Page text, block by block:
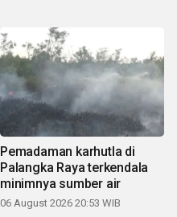
Pemadaman karhutla di
Palangka Raya terkendala
minimnya sumber air
06 August 2026 20:53 WIB